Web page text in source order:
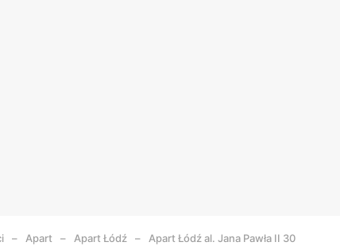
Apart Apart Łódź Apart Łódź al. Jana Pawła II 30